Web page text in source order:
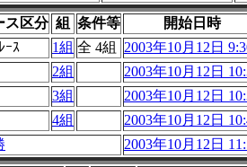
ス区分 組 条件等
開始日時
ｰｽ 1組 全 4組
2003年10月12日
2組
2003年10月12日
3組
2003年10月12日
4組
2003年10月12日
2003年10月12日